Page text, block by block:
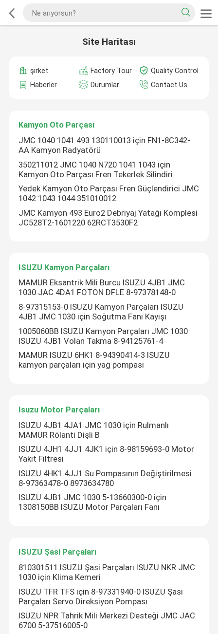
Site Haritası
şirket Factory Tour
Quality Control
Haberler
Durumlar Contact Us
Kamyon Oto Parçası
JMC 1040 1041 493 130110013 için FN1-8C342-
AA Kamyon Radyatörü
350211012 JMC 1040 N720 1041 1043 için
Kamyon Oto Parçası Fren Tekerlek Silindiri
Yedek Kamyon Oto Parçası Fren Güçlendirici JMC
1042 1043 1044 351010012
JMC Kamyon 493 Euro2 Debriyaj Yatağı Komplesi
JC528T2-1601220 62RCT3530F2
ISUZU Kamyon Parçaları
MAMUR Eksantrik Mili Burcu ISUZU 4JB1 JMC
1030 JAC 4DA1 FOTON DFLE 8-97378148-0
8-97315153-0 ISUZU Kamyon Parçaları ISUZU
4JB1 JMC 1030 için Soğutma Fanı Kayışı
1005060BB ISUZU Kamyon Parçaları JMC 1030
ISUZU 4JB1 Volan Takma 8-94125761-4
MAMUR ISUZU 6HK1 8-94390414-3 ISUZU
kamyon parçaları için yağ pompası
Isuzu Motor Parçaları
ISUZU 4JB1 4JA1 JMC 1030 için Rulmanlı
MAMUR Rölanti Dişli B
ISUZU 4JH1 4JJ1 4JK1 için 8-98159693-0 Motor
Yakıt Filtresi
ISUZU 4HK1 4JJ1 Su Pompasının Değiştirilmesi
8-97363478-0 8973634780
ISUZU 4JB1 JMC 1030 5-13660300-0 için
1308150BB ISUZU Motor Parçaları Fanı
ISUZU Şasi Parçaları
810301511 ISUZU Şasi Parçaları ISUZU NKR JMC
1030 için Klima Kemeri
ISUZU TFR TFS için 8-97331940-0 ISUZU Şasi
Parçaları Servo Direksiyon Pompası
ISUZU NPR Tahrik Mili Merkezi Desteği JMC JAC
6700 5-37516005-0